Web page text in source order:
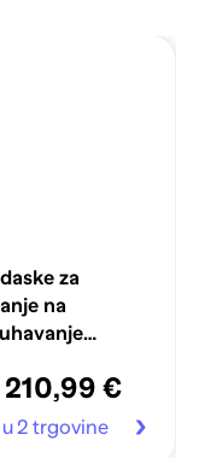
za
na
€
2 trgovine